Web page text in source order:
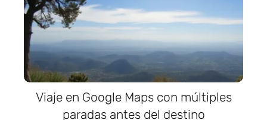
Viaje en Google Maps con múltiples
paradas antes del destino